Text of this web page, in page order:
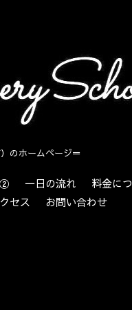
のホームページ＝
② 一日の流れ
料金に
セス お問い合わせ